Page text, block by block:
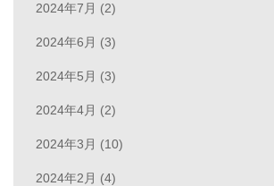
2024年7月 (2)
2024年6月 (3)
2024年5月 (3)
2024年4月 (2)
2024年3月 (10)
2024年2月 (4)